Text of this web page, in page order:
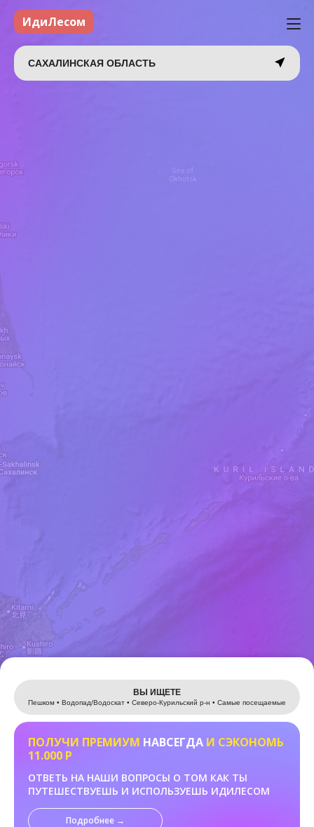
Leaflet
ИдиЛесом
САХАЛИНСКАЯ ОБЛАСТЬ
ВЫ ИЩЕТЕ
Пешком • Водопад/Водоскат • Северо-Курильский р-н • Самые посещаемые
ПОЛУЧИ ПРЕМИУМ НАВСЕГДА И СЭКОНОМЬ
11.000 Р
ОТВЕТЬ НА НАШИ ВОПРОСЫ О ТОМ КАК ТЫ
ПУТЕШЕСТВУЕШЬ И ИСПОЛЬЗУЕШЬ ИДИЛЕСОМ
Подробнее →